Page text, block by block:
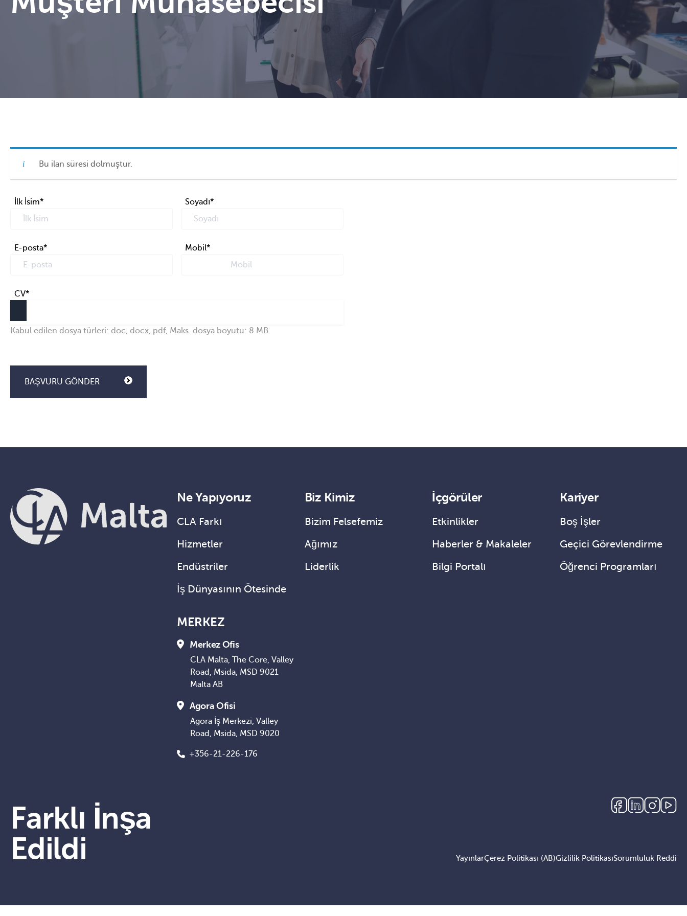
Bu ilan süresi dolmuştur.
İlk İsim* Soyadı*
E-posta* Mobil*
CV*
Kabul edilen dosya türleri: doc, docx, pdf, Maks. dosya boyutu: 8 MB.
BAŞVURU GÖNDER
Ne Yapıyoruz
CLA Farkı
Hizmetler
Endüstriler
İş Dünyasının Ötesinde
Biz Kimiz
Bizim Felsefemiz
Ağımız
Liderlik
İçgörüler
Etkinlikler
Haberler & Makaleler
Bilgi Portalı
Kariyer
Boş İşler
Geçici Görevlendirme
Öğrenci Programları
MERKEZ
Merkez Ofis
CLA Malta, The Core, Valley
Road, Msida, MSD 9021
Malta AB
Agora Ofisi
Agora İş Merkezi, Valley
Road, Msida, MSD 9020
+356-21-226-176
Farklı İnşa
Edildi
YayınlarÇerez Politikası (AB)Gizlilik PolitikasıSorumluluk Reddi